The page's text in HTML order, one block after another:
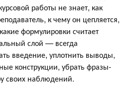
работы не знает, как
к чему он цепляется,
формулировки считает
слой — всегда
введение, уплотнить выводы,
конструкции, убрать фразы-
своих наблюдений.